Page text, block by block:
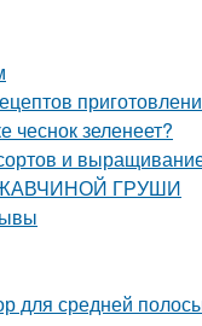
чеснок зеленеет?
и
ГРУШИ
для средней